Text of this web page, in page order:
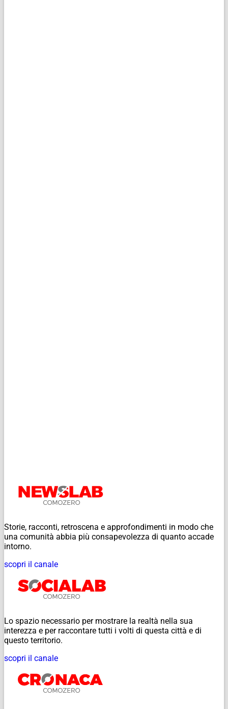
Storie, racconti, retroscena e approfondimenti in modo che
una comunità abbia più consapevolezza di quanto accade
intorno.
scopri il canale
Lo spazio necessario per mostrare la realtà nella sua
interezza e per raccontare tutti i volti di questa città e di
questo territorio.
scopri il canale